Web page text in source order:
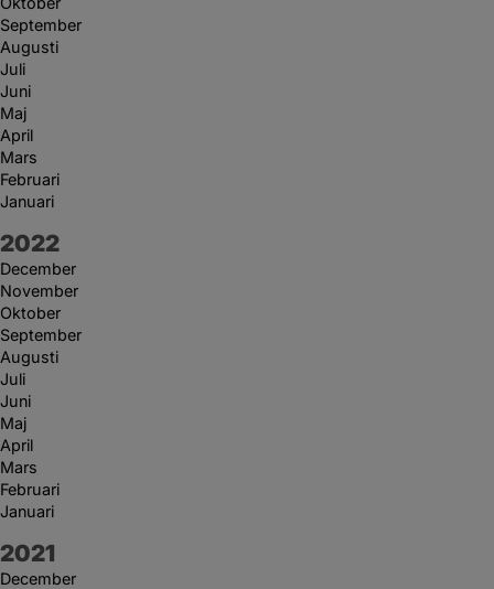
September
Augusti
Juli
Juni
Maj
April
Mars
Februari
Januari
År:
2022
December
November
Oktober
September
Augusti
Juli
Juni
Maj
April
Mars
Februari
Januari
År:
2021
December